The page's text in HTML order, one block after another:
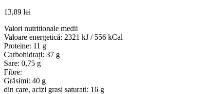
13,89 lei
Valori nutritionale medii
Valoare energetică: 2321 kJ / 556 kCal
Proteine: 11 g
Carbohidrați: 37 g
Sare: 0,75 g
Fibre:
Grăsimi: 40 g
din care, acizi grasi saturati: 16 g